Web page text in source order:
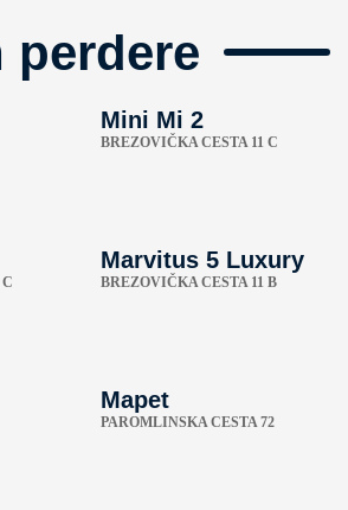
perdere
Mini Mi 2
BREZOVIČKA CESTA 11 C
Marvitus 5 Luxury
BREZOVIČKA CESTA 11 B
Mapet
PAROMLINSKA CESTA 72